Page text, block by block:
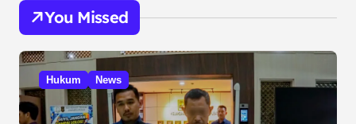
You Missed
Hukum News